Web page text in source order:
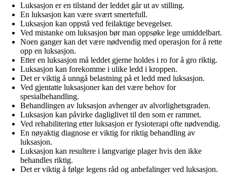
Luksasjon er en tilstand der leddet går ut av stilling.
En luksasjon kan være svært smertefull.
Luksasjon kan oppstå ved feilaktige bevegelser.
Ved mistanke om luksasjon bør man oppsøke lege umiddelbart.
Noen ganger kan det være nødvendig med operasjon for å rette
opp en luksasjon.
Etter en luksasjon må leddet gjerne holdes i ro for å gro riktig.
Luksasjon kan forekomme i ulike ledd i kroppen.
Det er viktig å unngå belastning på et ledd med luksasjon.
Ved gjentatte luksasjoner kan det være behov for
spesialbehandling.
Behandlingen av luksasjon avhenger av alvorlighetsgraden.
Luksasjon kan påvirke dagliglivet til den som er rammet.
Ved rehabilitering etter luksasjon er fysioterapi ofte nødvendig.
En nøyaktig diagnose er viktig for riktig behandling av
luksasjon.
Luksasjon kan resultere i langvarige plager hvis den ikke
behandles riktig.
Det er viktig å følge legens råd og anbefalinger ved luksasjon.